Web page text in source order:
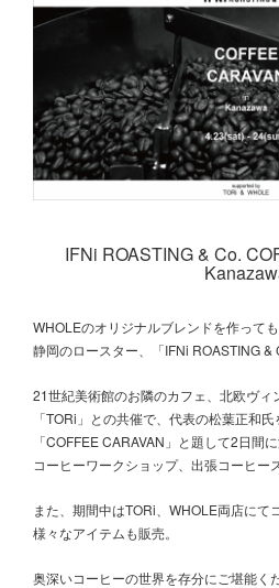
IFNi ROASTING & Co.
WHOLEのオリジナルブレンドを作って
静岡のロースター、「IFNi ROASTING &
21世紀美術館のお隣のカフェ、北欧ヴィ
「TORi」との共催で、代表の松葉正和氏
「COFFEE CARAVAN」と題して2日間に
コーヒーワークショップ、出張コーヒー
また、期間中はTORi、WHOLE両店にて
様々なアイテムも販売。
奥深いコーヒーの世界を存分にご堪能くだ